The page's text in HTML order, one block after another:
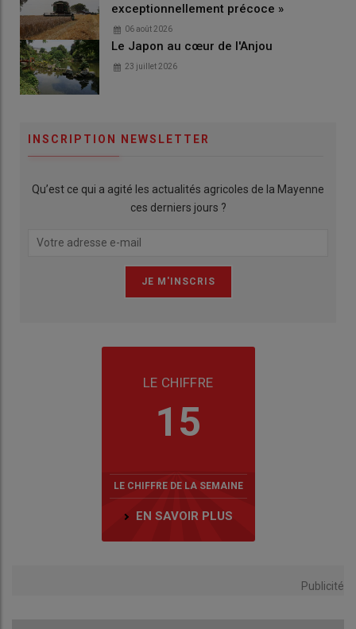
exceptionnellement précoce »
06 août 2026
Le Japon au cœur de l'Anjou
23 juillet 2026
INSCRIPTION NEWSLETTER
Qu’est ce qui a agité les actualités agricoles de la Mayenne
ces derniers jours ?
LE CHIFFRE
15
LE CHIFFRE DE LA SEMAINE
EN SAVOIR PLUS
Publicité